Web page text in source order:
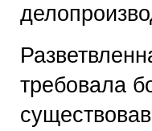
требовала